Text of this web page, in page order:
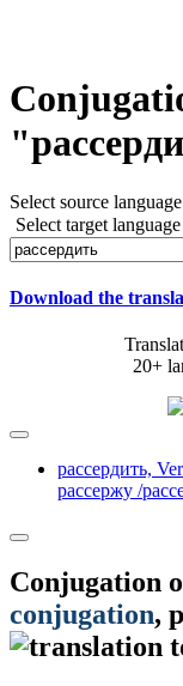
Select source language
Select target language
Download the
20+
рассердить,
рассержу /
Conjugation
conjugation,